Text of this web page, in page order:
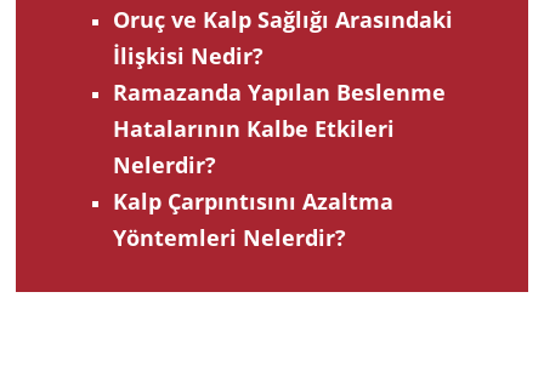
Oruç ve Kalp Sağlığı Arasındaki
İlişkisi Nedir?
Ramazanda Yapılan Beslenme
Hatalarının Kalbe Etkileri
Nelerdir?
Kalp Çarpıntısını Azaltma
Yöntemleri Nelerdir?